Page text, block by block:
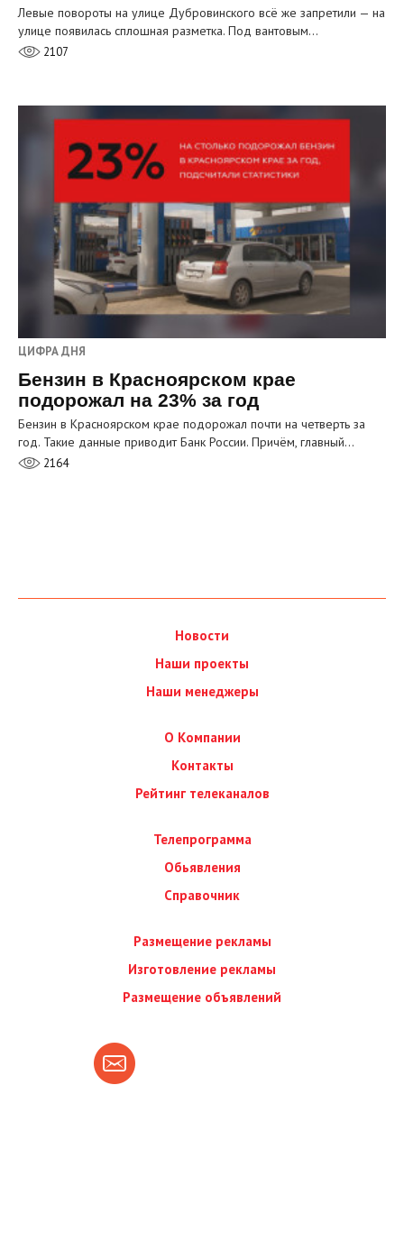
Левые повороты на улице Дубровинского всё же запретили — на
улице появилась сплошная разметка. Под вантовым…
2107
ЦИФРА ДНЯ
Бензин в Красноярском крае
подорожал на 23% за год
Бензин в Красноярском крае подорожал почти на четверть за
год. Такие данные приводит Банк России. Причём, главный…
2164
Новости
Наши проекты
Наши менеджеры
О Компании
Контакты
Рейтинг телеканалов
Телепрограмма
Обьявления
Справочник
Размещение рекламы
Изготовление рекламы
Размещение объявлений